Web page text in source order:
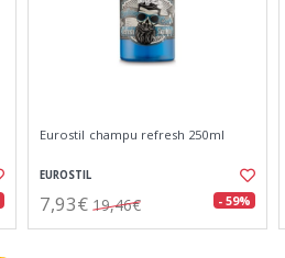
Eurostil champu refresh 250ml
EUROSTIL
7,93€ 19,46€ - 59%